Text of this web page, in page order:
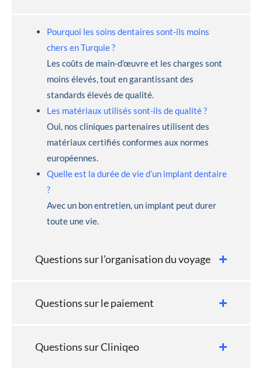
Pourquoi les soins dentaires sont-ils moins
chers en Turquie ?
Les coûts de main-d’œuvre et les charges sont
moins élevés, tout en garantissant des
standards élevés de qualité.
Les matériaux utilisés sont-ils de qualité ?
Oui, nos cliniques partenaires utilisent des
matériaux certifiés conformes aux normes
européennes.
Quelle est la durée de vie d’un implant dentaire
?
Avec un bon entretien, un implant peut durer
toute une vie.
Questions sur l’organisation du voyage
Questions sur le paiement
Questions sur Cliniqeo